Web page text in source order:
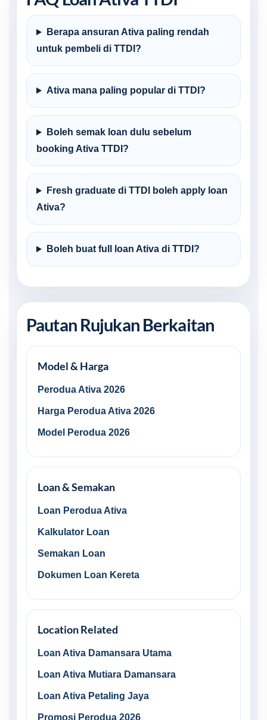
Berapa ansuran Ativa paling rendah
untuk pembeli di TTDI?
Ativa mana paling popular di TTDI?
Boleh semak loan dulu sebelum
booking Ativa TTDI?
Fresh graduate di TTDI boleh apply loan
Ativa?
Boleh buat full loan Ativa di TTDI?
Pautan Rujukan Berkaitan
Model & Harga
Perodua Ativa 2026
Harga Perodua Ativa 2026
Model Perodua 2026
Loan & Semakan
Loan Perodua Ativa
Kalkulator Loan
Semakan Loan
Dokumen Loan Kereta
Location Related
Loan Ativa Damansara Utama
Loan Ativa Mutiara Damansara
Loan Ativa Petaling Jaya
Promosi Perodua 2026